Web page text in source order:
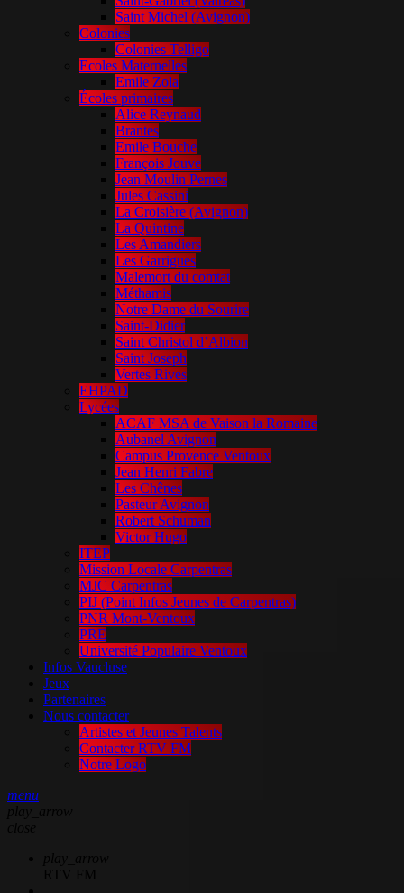
Saint Michel (Avignon)
Colonies
Colonies Telligo
Ecoles Maternelles
Emile Zola
Écoles primaires
Alice Reynaud
Brantes
Emile Bouche
François Jouve
Jean Moulin Pernes
Jules Cassini
La Croisière (Avignon)
La Quintine
Les Amandiers
Les Garrigues
Malemort du comtat
Méthamis
Notre Dame du Sourire
Saint-Didier
Saint Christol d’Albion
Saint Joseph
Vertes Rives
EHPAD
Lycées
ACAF MSA de Vaison la Romaine
Aubanel Avignon
Campus Provence Ventoux
Jean Henri Fabre
Les Chênes
Pasteur Avignon
Robert Schuman
Victor Hugo
ITEP
Mission Locale Carpentras
MJC Carpentras
PIJ (Point Infos Jeunes de Carpentras)
PNR Mont-Ventoux
PRE
Université Populaire Ventoux
Infos Vaucluse
Jeux
Partenaires
Nous contacter
Artistes et Jeunes Talents
Contacter RTV FM
Notre Logo
menu